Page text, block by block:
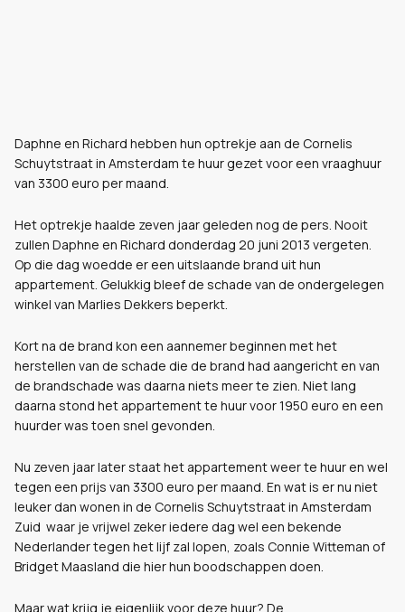
Daphne en Richard hebben hun optrekje aan de Cornelis
Schuytstraat in Amsterdam te huur gezet voor een vraaghuur
van 3300 euro per maand.
Het optrekje haalde zeven jaar geleden nog de pers. Nooit
zullen Daphne en Richard donderdag 20 juni 2013 vergeten.
Op die dag woedde er een uitslaande brand uit hun
appartement. Gelukkig bleef de schade van de ondergelegen
winkel van Marlies Dekkers beperkt.
Kort na de brand kon een aannemer beginnen met het
herstellen van de schade die de brand had aangericht en van
de brandschade was daarna niets meer te zien. Niet lang
daarna stond het appartement te huur voor 1950 euro en een
huurder was toen snel gevonden.
Nu zeven jaar later staat het appartement weer te huur en wel
tegen een prijs van 3300 euro per maand. En wat is er nu niet
leuker dan wonen in de Cornelis Schuytstraat in Amsterdam
Zuid waar je vrijwel zeker iedere dag wel een bekende
Nederlander tegen het lijf zal lopen, zoals Connie Witteman of
Bridget Maasland die hier hun boodschappen doen.
Maar wat krijg je eigenlijk voor deze huur? De